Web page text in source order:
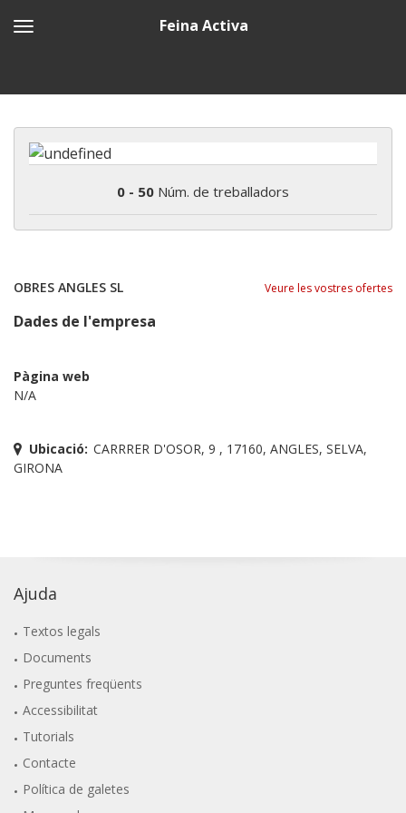
Feina Activa
0 - 50 Núm. de treballadors
OBRES ANGLES SL Veure les vostres ofertes
Dades de l'empresa
Pàgina web
N/A
Ubicació: CARRRER D'OSOR, 9 , 17160, ANGLES, SELVA,
GIRONA
Ajuda
Textos legals
Documents
Preguntes freqüents
Accessibilitat
Tutorials
Contacte
Política de galetes